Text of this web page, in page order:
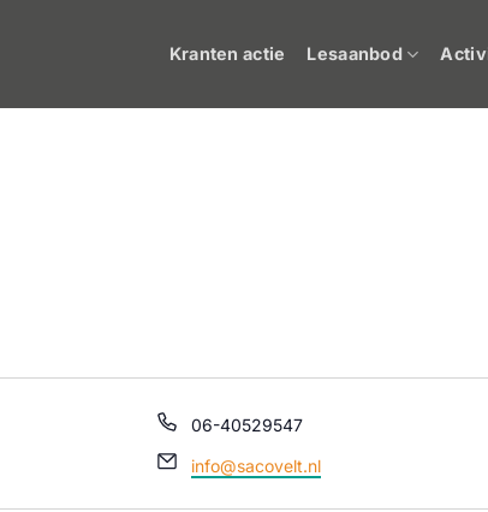
Kranten actie Lesaanbod
Telefoon
06-40529547
E-
info@sacovelt.nl